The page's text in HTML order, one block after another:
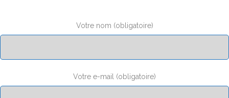
Votre nom (obligatoire)
Votre e-mail (obligatoire)